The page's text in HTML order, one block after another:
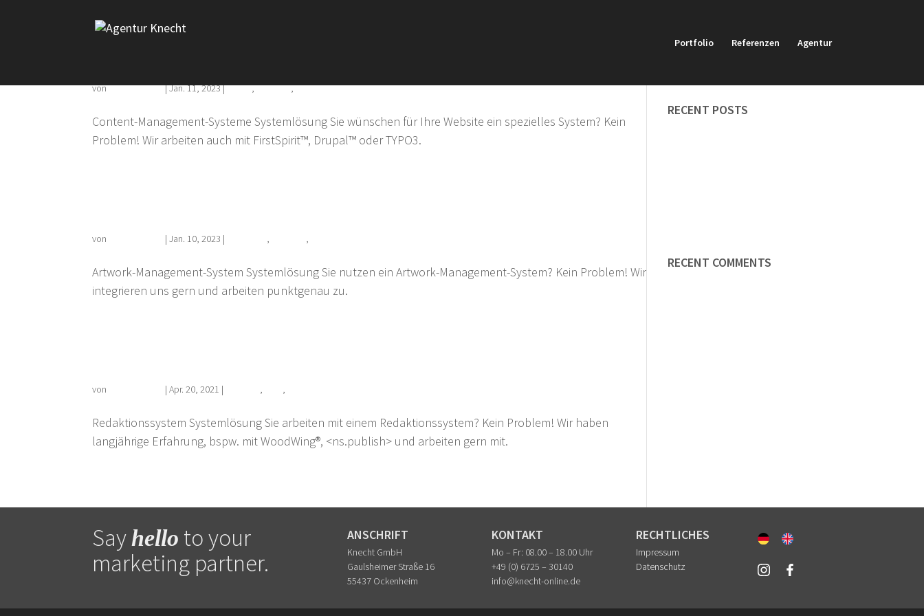
Portfolio Referenzen Agentur
vonFlorian Kehrer|Jan. 11, 2023|Digital,Portfolio,Systemlösung
Content-Management-Systeme Systemlösung Sie wünschen für Ihre Website ein spezielles System? Kein
Problem! Wir arbeiten auch mit FirstSpirit™, Drupal™ oder TYPO3.
von |Jan. 10, 2023 | , ,
Artwork-Management-System Systemlösung Sie nutzen ein Artwork-Management-System? Kein Problem! Wir
integrieren uns gern und arbeiten punktgenau zu.
von |Apr. 20, 2021 | , ,
Redaktionssystem Systemlösung Sie arbeiten mit einem Redaktionssystem? Kein Problem! Wir haben
langjährige Erfahrung, bspw. mit WoodWing®, <ns.publish> und arbeiten gern mit.
SEARCH
RECENT POSTS
RECENT COMMENTS
Sayhello to your
marketing partner.
ANSCHRIFT
Knecht GmbH
Gaulsheimer Straße 16
55437 Ockenheim
KONTAKT
Mo – Fr: 08.00 – 18.00 Uhr
+49 (0) 6725 – 30140
info@knecht-online.de
RECHTLICHES
Impressum
Datenschutz